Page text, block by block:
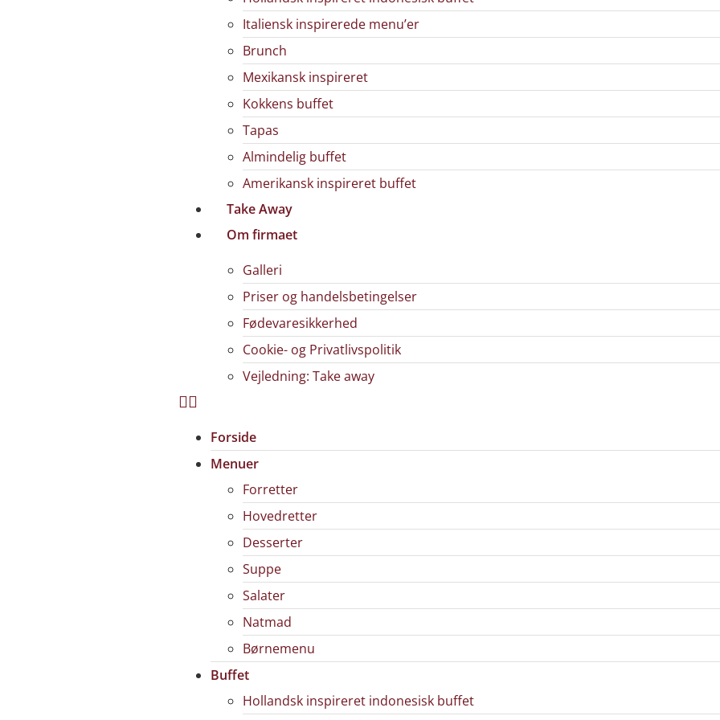
Italiensk inspirerede menu’er
Brunch
Mexikansk inspireret
Kokkens buffet
Tapas
Almindelig buffet
Amerikansk inspireret buffet
Take Away
Om firmaet
Galleri
Priser og handelsbetingelser
Fødevaresikkerhed
Cookie- og Privatlivspolitik
Vejledning: Take away
Forside
Menuer
Forretter
Hovedretter
Desserter
Suppe
Salater
Natmad
Børnemenu
Buffet
Hollandsk inspireret indonesisk buffet